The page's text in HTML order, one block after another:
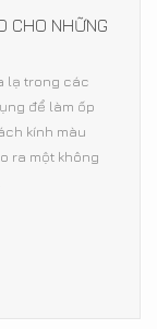
CHO NHỮNG
lạ trong các
để làm ốp
kính màu
ra một không